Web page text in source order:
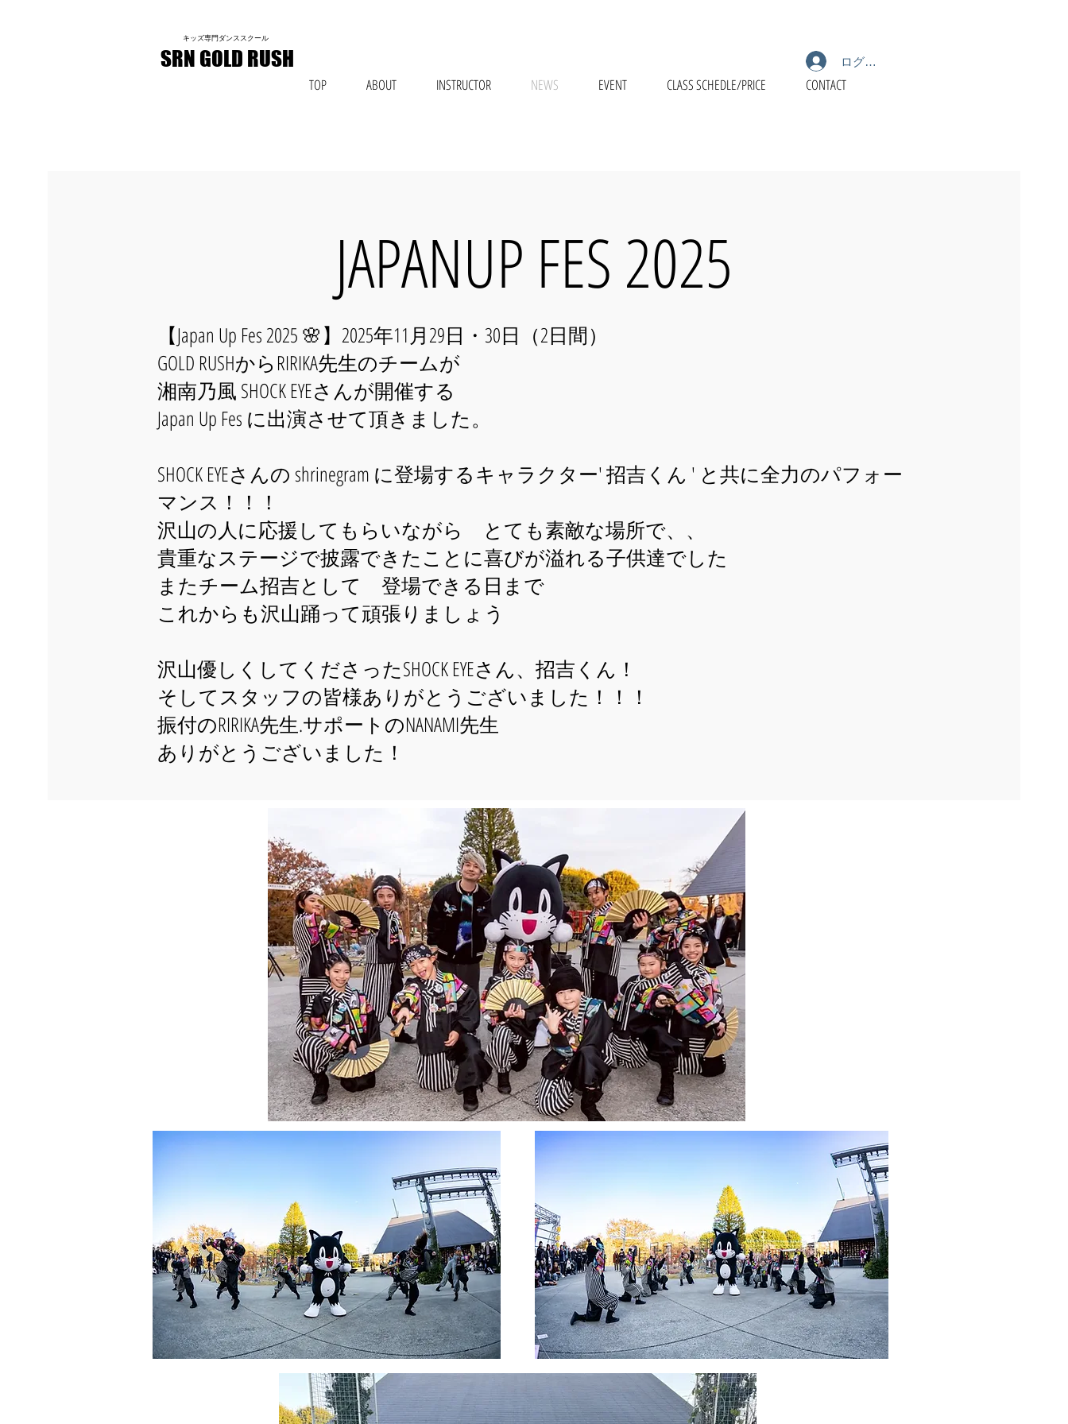
​キッズ専門ダンススクール
​SRN GOLD RUSH
TOP ABOUT INSTRUCTOR NEWS EVENT CLASS SCHEDLE/PRICE CONTACT
ログイン
JAPANUP FES​ 2025
【Japan Up Fes 2025 🌸】2025年11月29日・30日（2日間）
GOLD RUSHからRIRIKA先生のチームが
湘南乃風 SHOCK EYEさんが開催する
Japan Up Fes に出演させて頂きました。
SHOCK EYEさんの shrinegram に登場するキャラクター' 招吉くん ' と共に全力のパフォー
マンス！！！
沢山の人に応援してもらいながら とても素敵な場所で、、
貴重なステージで披露できたことに喜びが溢れる子供達でした
またチーム招吉として 登場できる日まで
これからも沢山踊って頑張りましょう
沢山優しくしてくださったSHOCK EYEさん、招吉くん！
そしてスタッフの皆様ありがとうございました！！！
振付のRIRIKA先生.サポートのNANAMI先生
ありがとうございました！